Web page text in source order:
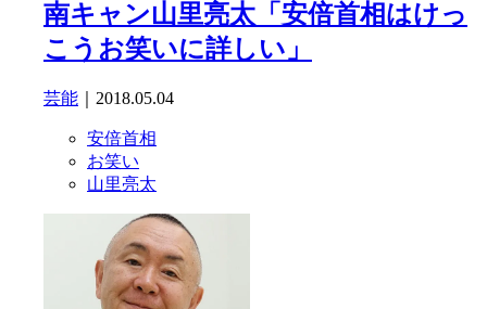
南キャン山里亮太「安倍首相はけっ
こうお笑いに詳しい」
芸能 ｜2018.05.04
安倍首相
お笑い
山里亮太